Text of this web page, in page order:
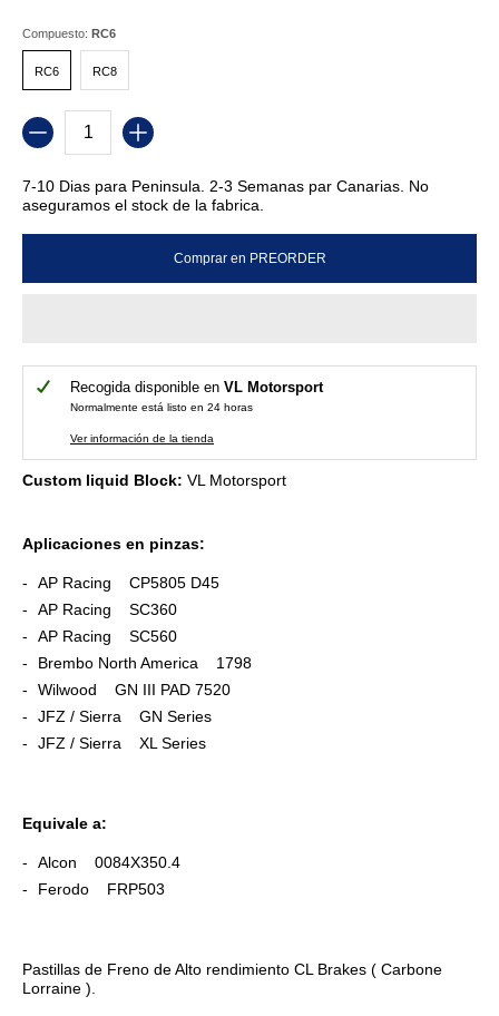
Compuesto: RC6
RC6
RC6
RC8
RC8
Cantidad
7-10 Dias para Peninsula. 2-3 Semanas par Canarias. No
aseguramos el stock de la fabrica.
Comprar en PREORDER
Recogida disponible en VL Motorsport
Normalmente está listo en 24 horas
Ver información de la tienda
Custom liquid Block: VL Motorsport
Aplicaciones en pinzas:
AP Racing CP5805 D45
AP Racing SC360
AP Racing SC560
Brembo North America 1798
Wilwood GN III PAD 7520
JFZ / Sierra GN Series
JFZ / Sierra XL Series
Equivale a:
Alcon 0084X350.4
Ferodo FRP503
Pastillas de Freno de Alto rendimiento CL Brakes ( Carbone
Lorraine ).